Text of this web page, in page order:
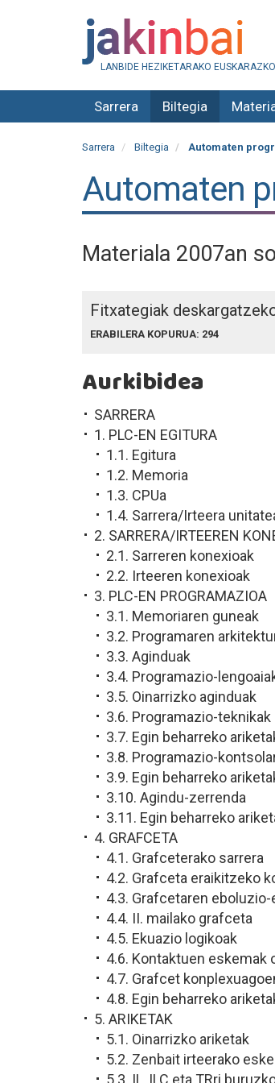
LANBIDE HEZIKETARAKO
Sarrera Biltegia
Sarrera Biltegia Automaten
Automaten
Materiala 2007an
Fitxategiak
ERABILERA KOPURUA: 294
Aurkibidea
SARRERA
1. PLC-EN EGITURA
1.1. Egitura
1.2. Memoria
1.3. CPUa
1.4. Sarrera/Irteera
2. SARRERA/IRTEEREN
2.1. Sarreren konexioak
2.2. Irteeren konexioak
3. PLC-EN PROGRAMAZIOA
3.1. Memoriaren guneak
3.2. Programaren
3.3. Aginduak
3.4. Programazio-
3.5. Oinarrizko aginduak
3.6. Programazio-teknikak
3.7. Egin beharreko
3.8. Programazio-
3.9. Egin beharreko
3.10. Agindu-zerrenda
3.11. Egin beharreko
4. GRAFCETA
4.1. Grafceterako sarrera
4.2. Grafceta eraikitzeko
4.3. Grafcetaren eboluzio-
4.4. II. mailako grafceta
4.5. Ekuazio logikoak
4.6. Kontaktuen eskemak
4.7. Grafcet
4.8. Egin beharreko
5. ARIKETAK
5.1. Oinarrizko ariketak
5.2. Zenbait irteerako
5.3. IL, ILC eta TRri